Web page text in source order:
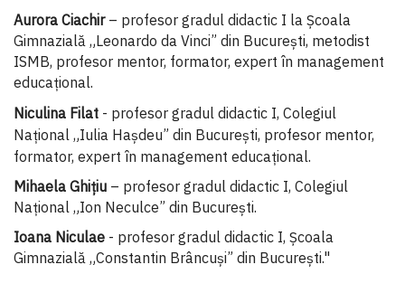
Aurora Ciachir– profesor gradul didactic I la Școala
Gimnazială „Leonardo da Vinci” din București, metodist
ISMB, profesor mentor, formator, expert în management
educațional.
Niculina Filat - profesor gradul didactic I, Colegiul
Național „Iulia Hașdeu” din București, profesor mentor,
formator, expert în management educațional.
Mihaela Ghiţiu – profesor gradul didactic I, Colegiul
Naţional „Ion Neculce” din Bucureşti.
Ioana Niculae - profesor gradul didactic I, Școala
Gimnazială „Constantin Brâncuși” din București."